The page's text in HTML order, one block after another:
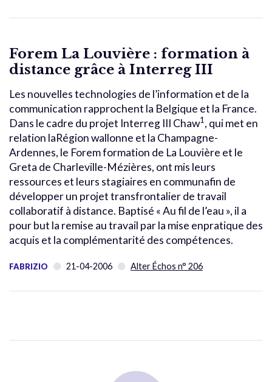
Forem La Louvière : formation à
distance grâce à Interreg III
Les nouvelles technologies de l’information et de la
communication rapprochent la Belgique et la France.
Dans le cadre du projet Interreg III Chaw1 , qui met en
relation laRégion wallonne et la Champagne-
Ardennes, le Forem formation de La Louvière et le
Greta de Charleville-Mézières, ont mis leurs
ressources et leurs stagiaires en communafin de
développer un projet transfrontalier de travail
collaboratif à distance. Baptisé « Au fil de l’eau », il a
pour but la remise au travail par la mise enpratique des
acquis et la complémentarité des compétences.
FABRIZIO 21-04-2006 Alter Échos n° 206